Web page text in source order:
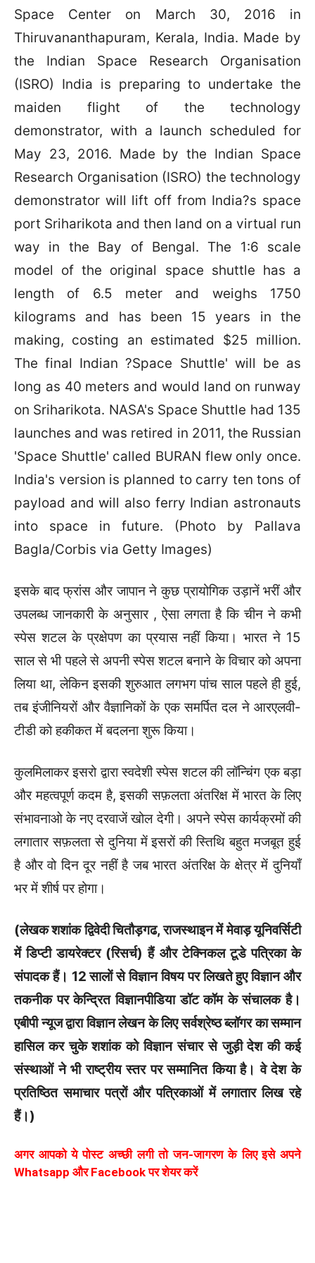
इसके बाद फ्रांस और जापान ने कुछ प्रायोगिक उड़ानें भरीं और
उपलब्ध जानकारी के अनुसार , ऐसा लगता है कि चीन ने कभी
स्पेस शटल के प्रक्षेपण का प्रयास नहीं किया। भारत ने 15
साल से भी पहले से अपनी स्पेस शटल बनाने के विचार को अपना
लिया था, लेकिन इसकी शुरुआत लगभग पांच साल पहले ही हुई,
तब इंजीनियरों और वैज्ञानिकों के एक समर्पित दल ने आरएलवी-
टीडी को हकीकत में बदलना शुरू किया।
कुलमिलाकर इसरो द्वारा स्वदेशी स्पेस शटल की लॉन्‍चिंग एक बड़ा
और महत्वपूर्ण कदम है, इसकी सफ़लता अंतरिक्ष में भारत के लिए
संभावनाओ के नए दरवाजें खोल देगी। अपने स्पेस कार्यक्रमों की
लगातार सफ़लता से दुनिया में इसरों की स्तिथि बहुत मजबूत हुई
है और वो दिन दूर नहीं है जब भारत अंतरिक्ष के क्षेत्र में दुनियाँ
भर में शीर्ष पर होगा।
(लेखक शशांक द्विवेदी चितौड़गढ,राजस्थाइन में मेवाड़ यूनिवर्सिटी
में डिप्टी डायरेक्टर (रिसर्च) हैं और टेक्निकल टूडे पत्रिका के
संपादक हैं। 12सालों से विज्ञान विषय पर लिखते हुए विज्ञान और
तकनीक पर केन्द्रित विज्ञानपीडिया डॉट कॉम के संचालक है।
एबीपी न्यूज द्वारा विज्ञान लेखन के लिए सर्वश्रेष्ठ ब्लॉगर का सम्मान
हासिल कर चुके शशांक को विज्ञान संचार से जुड़ी देश की कई
संस्थाओं ने भी राष्ट्रीय स्तर पर सम्मानित किया है। वे देश के
प्रतिष्ठित समाचार पत्रों और पत्रिकाओं में लगातार लिख रहे
हैं।)
अगर आपको ये पोस्ट अच्छी लगी तो जन-जागरण के लिए इसे अपने
Whatsapp और Facebook पर शेयर करें